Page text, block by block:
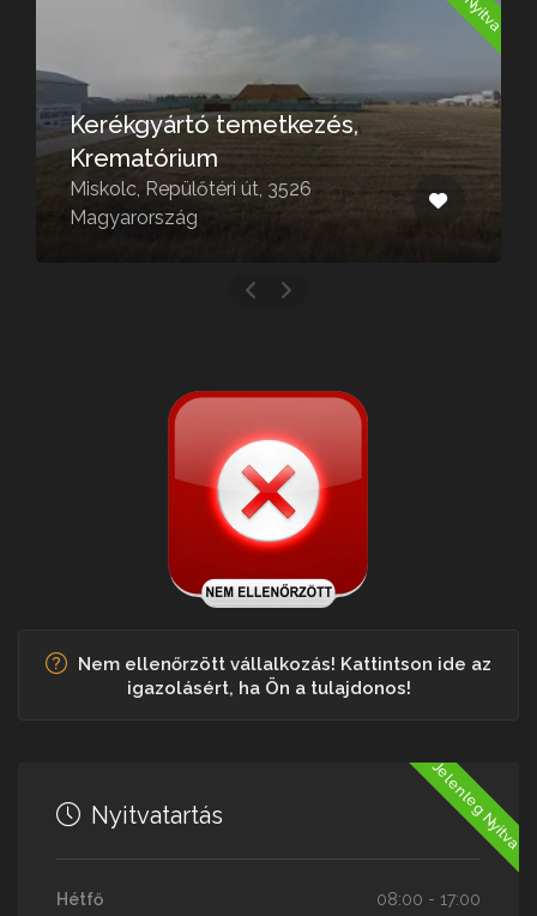
Edelény temető
Edelény, Császtai út 55, 3780
Magyarország
Nem ellenőrzött vállalkozás! Kattintson ide az
igazolásért, ha Ön a tulajdonos!
Jelenleg Nyitva
Nyitvatartás
Hétfő
08:00 - 17:00